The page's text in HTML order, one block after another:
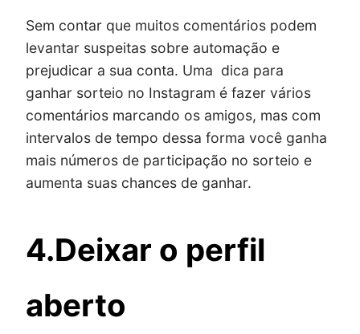
Sem contar que muitos comentários podem
levantar suspeitas sobre automação e
prejudicar a sua conta. Uma dica para
ganhar sorteio no Instagram é fazer vários
comentários marcando os amigos, mas com
intervalos de tempo dessa forma você ganha
mais números de participação no sorteio e
aumenta suas chances de ganhar.
4.Deixar o perfil
aberto